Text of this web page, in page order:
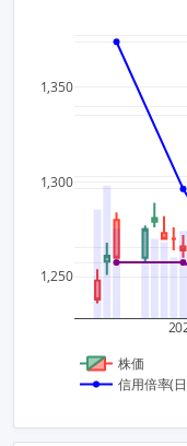
1,250
1,300
1,350
株価
信用倍率(